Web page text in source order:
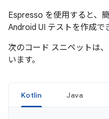
Espresso を使用すると、
Android UI テストを作成で
次のコード スニペットは
います。
Kotlin Java